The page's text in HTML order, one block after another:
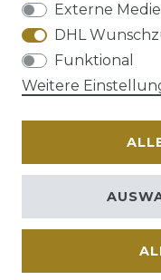
© Copyright
Externe
DHL
Funktional
Weitere